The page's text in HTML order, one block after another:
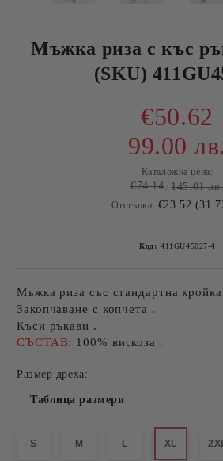
Мъжка риза с къс
(SKU)
€50.62
99.00 лв.
Каталожна цена:
€74.14 145.01 лв.
Отстъпка: €23.52
Код: 411GU45027-4
Мъжка риза със стандартна
Закопчаване с копчета .
Къси ръкави .
СЪСТАВ: 100% вискоза .
Размер дреха:
Таблица размери
S M L XL